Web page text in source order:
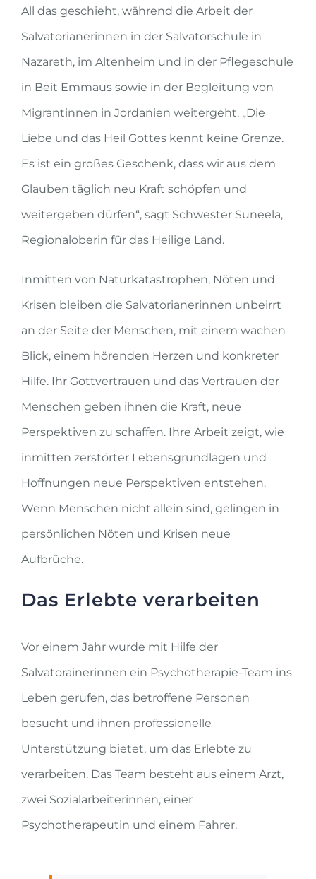
All das geschieht, während die Arbeit der
Salvatorianerinnen in der Salvatorschule in
Nazareth, im Altenheim und in der Pflegeschule
in Beit Emmaus sowie in der Begleitung von
Migrantinnen in Jordanien weitergeht. „Die
Liebe und das Heil Gottes kennt keine Grenze.
Es ist ein großes Geschenk, dass wir aus dem
Glauben täglich neu Kraft schöpfen und
weitergeben dürfen“, sagt Schwester Suneela,
Regionaloberin für das Heilige Land.
Inmitten von Naturkatastrophen, Nöten und
Krisen bleiben die Salvatorianerinnen unbeirrt
an der Seite der Menschen, mit einem wachen
Blick, einem hörenden Herzen und konkreter
Hilfe. Ihr Gottvertrauen und das Vertrauen der
Menschen geben ihnen die Kraft, neue
Perspektiven zu schaffen. Ihre Arbeit zeigt, wie
inmitten zerstörter Lebensgrundlagen und
Hoffnungen neue Perspektiven entstehen.
Wenn Menschen nicht allein sind, gelingen in
persönlichen Nöten und Krisen neue
Aufbrüche.
Das Erlebte verarbeiten
Vor einem Jahr wurde mit Hilfe der
Salvatorainerinnen ein Psychotherapie-Team ins
Leben gerufen, das betroffene Personen
besucht und ihnen professionelle
Unterstützung bietet, um das Erlebte zu
verarbeiten. Das Team besteht aus einem Arzt,
zwei Sozialarbeiterinnen, einer
Psychotherapeutin und einem Fahrer.